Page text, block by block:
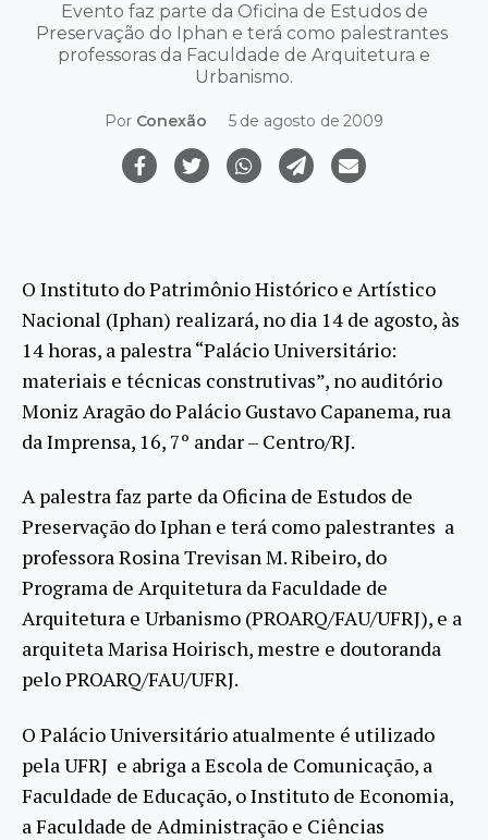
Evento faz parte da Oficina de Estudos de
Preservação do Iphan e terá como palestrantes
professoras da Faculdade de Arquitetura e
Urbanismo.
Por Conexão 5 de agosto de 2009
O Instituto do Patrimônio Histórico e Artístico
Nacional (Iphan) realizará, no dia 14 de agosto, às
14 horas, a palestra “Palácio Universitário:
materiais e técnicas construtivas”, no auditório
Moniz Aragão do Palácio Gustavo Capanema, rua
da Imprensa, 16, 7º andar – Centro/RJ.
A palestra faz parte da Oficina de Estudos de
Preservação do Iphan e terá como palestrantes a
professora Rosina Trevisan M. Ribeiro, do
Programa de Arquitetura da Faculdade de
Arquitetura e Urbanismo (PROARQ/FAU/UFRJ), e a
arquiteta Marisa Hoirisch, mestre e doutoranda
pelo PROARQ/FAU/UFRJ.
O Palácio Universitário atualmente é utilizado
pela UFRJ e abriga a Escola de Comunicação, a
Faculdade de Educação, o Instituto de Economia,
a Faculdade de Administração e Ciências